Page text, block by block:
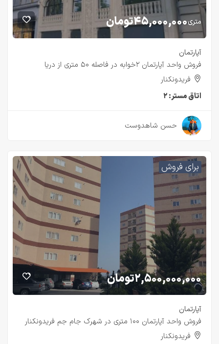
متری۴۵,۰۰۰,۰۰۰تومان
آپارتمان
فروش واحد آپارتمان ۲خوابه در فاصله ۵۰ متری از دریا
فریدونکنار
اتاق مستر:۲
حسن شاهدوست
برای فروش
۲,۵۰۰,۰۰۰,۰۰۰تومان
آپارتمان
فروش واحد آپارتمان ۱۰۰ متری در شهرک جام جم فریدونکنار
فریدونکنار